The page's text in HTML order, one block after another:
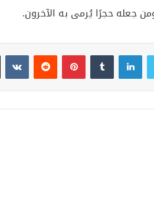
جعله حجرًا يُرمى به الآخرون.
لينكدإن ‏Tumblr بينتيريست
‏Reddit
‏VKontakte